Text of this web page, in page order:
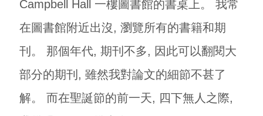
Campbell Hall 一樓圖書館的書桌上。 我常
在圖書館附近出沒, 瀏覽所有的書籍和期
刊。 那個年代, 期刊不多, 因此可以翻閱大
部分的期刊, 雖然我對論文的細節不甚了
解。 而在聖誕節的前一天, 四下無人之際,